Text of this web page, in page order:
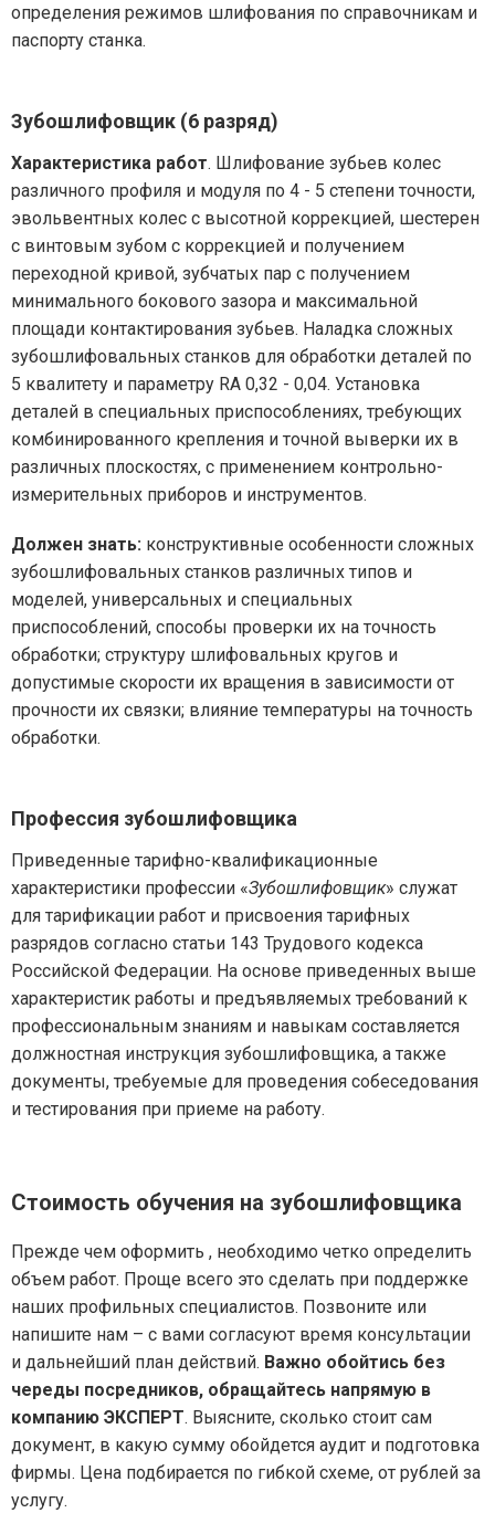
определения режимов шлифования по справочникам и
паспорту станка.
Зубошлифовщик (6 разряд)
Характеристика работ. Шлифование зубьев колес
различного профиля и модуля по 4 - 5 степени точности,
эвольвентных колес с высотной коррекцией, шестерен
с винтовым зубом с коррекцией и получением
переходной кривой, зубчатых пар с получением
минимального бокового зазора и максимальной
площади контактирования зубьев. Наладка сложных
зубошлифовальных станков для обработки деталей по
5 квалитету и параметру RA 0,32 - 0,04. Установка
деталей в специальных приспособлениях, требующих
комбинированного крепления и точной выверки их в
различных плоскостях, с применением контрольно-
измерительных приборов и инструментов.
Должен знать: конструктивные особенности сложных
зубошлифовальных станков различных типов и
моделей, универсальных и специальных
приспособлений, способы проверки их на точность
обработки; структуру шлифовальных кругов и
допустимые скорости их вращения в зависимости от
прочности их связки; влияние температуры на точность
обработки.
Профессия зубошлифовщика
Приведенные тарифно-квалификационные
характеристики профессии «Зубошлифовщик» служат
для тарификации работ и присвоения тарифных
разрядов согласно статьи 143 Трудового кодекса
Российской Федерации. На основе приведенных выше
характеристик работы и предъявляемых требований к
профессиональным знаниям и навыкам составляется
должностная инструкция зубошлифовщика, а также
документы, требуемые для проведения собеседования
и тестирования при приеме на работу.
Стоимость обучения на зубошлифовщика
Прежде чем оформить , необходимо четко определить
объем работ. Проще всего это сделать при поддержке
наших профильных специалистов. Позвоните или
напишите нам – с вами согласуют время консультации
и дальнейший план действий. Важно обойтись без
череды посредников, обращайтесь напрямую в
компанию ЭКСПЕРТ. Выясните, сколько стоит сам
документ, в какую сумму обойдется аудит и подготовка
фирмы. Цена подбирается по гибкой схеме, от рублей за
услугу.